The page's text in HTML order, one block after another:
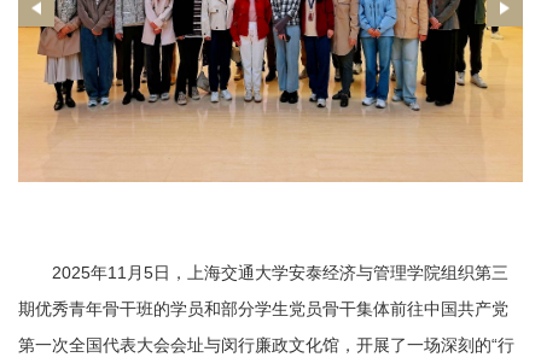
2025年11月5日，上海交通大学安泰经济与管理学院组织第三
期优秀青年骨干班的学员和部分学生党员骨干集体前往中国共产党
第一次全国代表大会会址与闵行廉政文化馆，开展了一场深刻的“行